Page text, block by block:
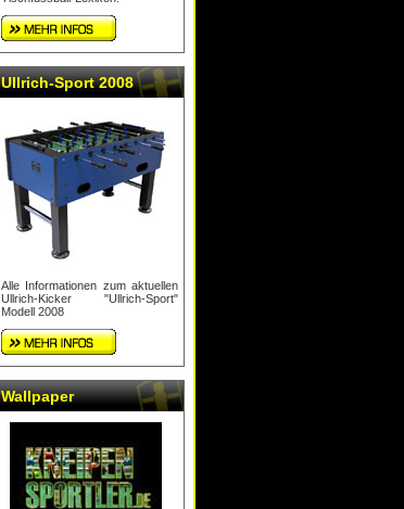
Ullrich-Sport 2008
Alle Informationen zum aktuellen
Ullrich-Kicker "Ullrich-Sport"
Modell 2008
Wallpaper